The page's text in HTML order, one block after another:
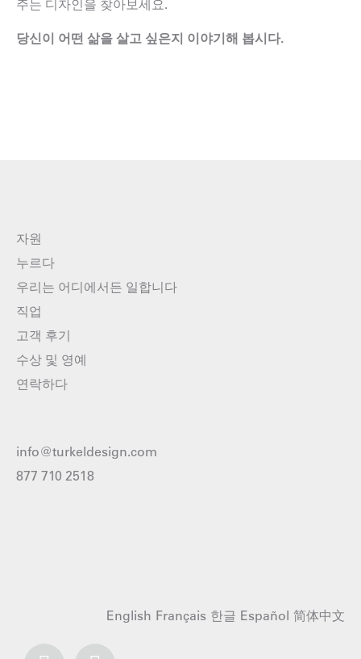
주는 디자인을 찾아보세요.
당신이 어떤 삶을 살고 싶은지 이야기해 봅시다.
자원
누르다
우리는 어디에서든 일합니다
직업
고객 후기
수상 및 영예
연락하다
info@turkeldesign.com
877 710 2518
English Français 한글 Español 简体中文